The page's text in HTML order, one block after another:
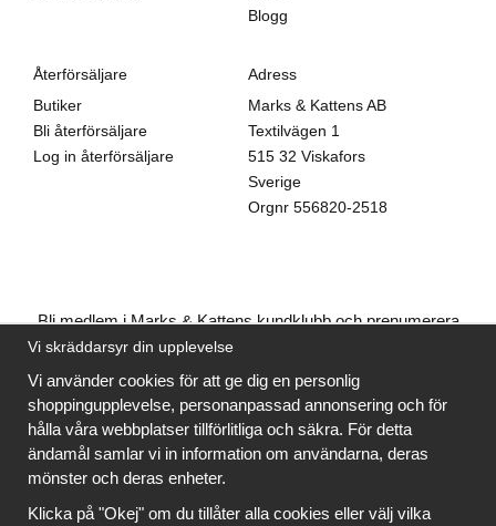
Blogg
Återförsäljare
Butiker
Bli återförsäljare
Log in återförsäljare
Adress
Marks & Kattens AB
Textilvägen 1
515 32 Viskafors
Sverige
Orgnr 556820-2518
Bli medlem i Marks & Kattens kundklubb och prenumerera
på vårt nyhetsbrev så kan du ladda ner många mönster
mönstret. Du ser vilka som ärgratis när du är
Bli medlem
Vi skräddarsyr din upplevelse
Vi använder cookies för att ge dig en personlig
shoppingupplevelse, personanpassad annonsering och för
hålla våra webbplatser tillförlitliga och säkra. För detta
ändamål samlar vi in information om användarna, deras
mönster och deras enheter.
Klicka på "Okej" om du tillåter alla cookies eller välj vilka